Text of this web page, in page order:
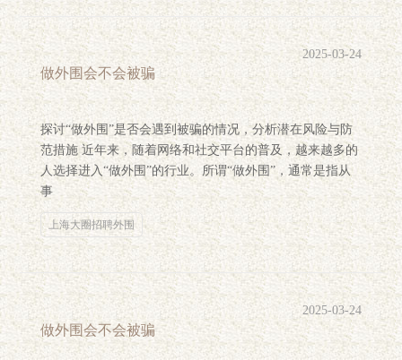
做外围会不会被骗
2025-03-24
探讨“做外围”是否会遇到被骗的情况，分析潜在风险与防
范措施 近年来，随着网络和社交平台的普及，越来越多的
人选择进入“做外围”的行业。所谓“做外围”，通常是指从
事
上海大圈招聘外围
做外围会不会被骗
2025-03-24